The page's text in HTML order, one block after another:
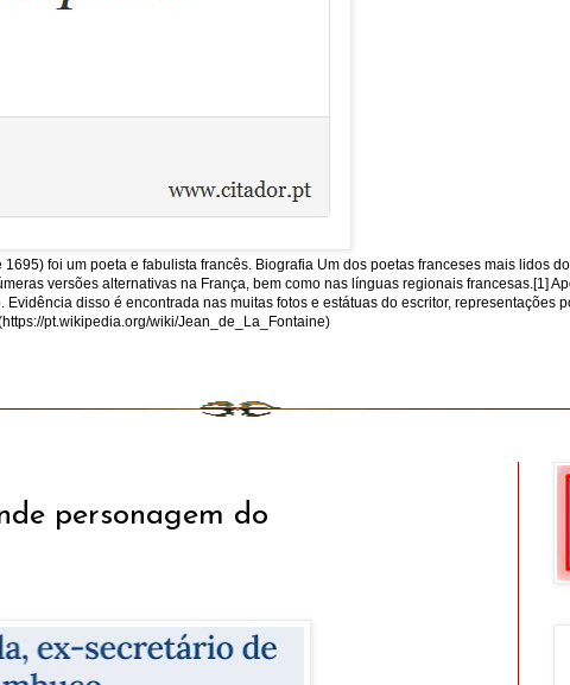
foi um poeta e fabulista francês. Biografia Um dos poetas franceses mais lidos
versões alternativas na França, bem como nas línguas regionais francesas.[1]
disso é encontrada nas muitas fotos e estátuas do escritor, representações
pt.wikipedia.org/wiki/Jean_de_La_Fontaine)
personagem do